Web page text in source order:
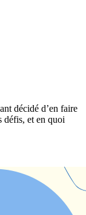
décidé d’en faire
défis, et en quoi